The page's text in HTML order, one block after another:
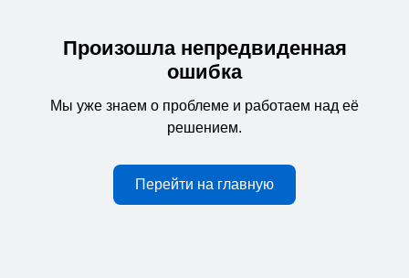
Произошла непредвиденная
ошибка
Мы уже знаем о проблеме и работаем над её
решением.
Перейти на главную